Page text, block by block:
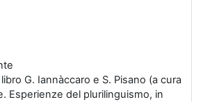
G. Iannàccaro e S. Pisano (a cura
Esperienze del plurilinguismo, in